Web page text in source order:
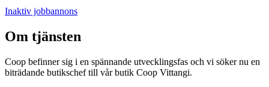
Inaktiv jobbannons
Om tjänsten
Coop befinner sig i en spännande utvecklingsfas och vi söker nu en
biträdande butikschef till vår butik Coop Vittangi.